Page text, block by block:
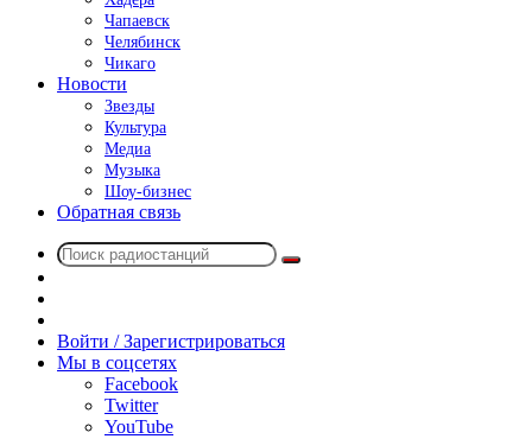
Чапаевск
Челябинск
Чикаго
Новости
Звезды
Культура
Медиа
Музыка
Шоу-бизнес
Обратная связь
Поиск
радио
Войти / Зарегистрироваться
Мы в соцсетях
Facebook
Twitter
YouTube